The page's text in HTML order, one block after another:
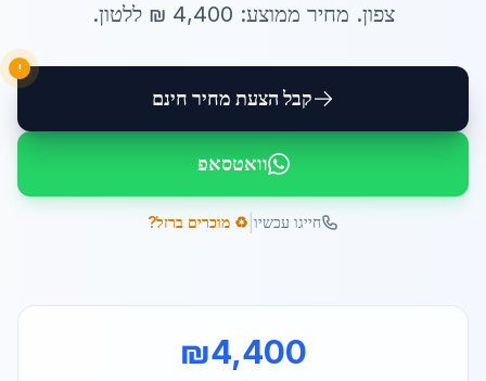
צפון. מחיר ממוצע: 4,400 ₪ ללטון.
קבל הצעת מחיר חינם
!
וואטסאפ
חייגו עכשיו ♻️ מוכרים ברזל?
₪4,400